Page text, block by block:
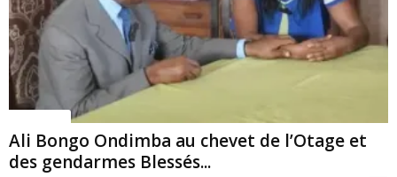
Ali Bongo Ondimba au chevet de l’Otage et
des gendarmes Blessés...